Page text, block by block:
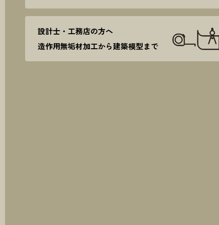
設計士・工務店の方へ
造作用無垢材加工から建築模型まで